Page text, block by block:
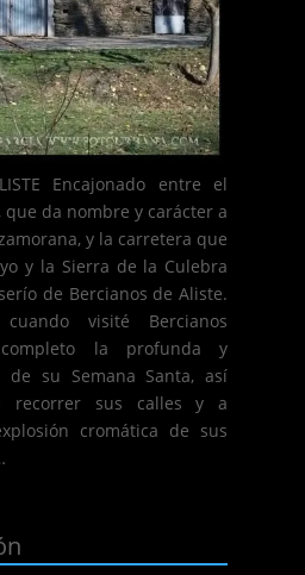
Encajonado entre el
da nombre y carácter a
y la carretera que
y la Sierra de la Culebra
de Bercianos de Aliste.
visité Bercianos
la profunda y
de su Semana Santa, así
recorrer sus calles y a
cromática de sus